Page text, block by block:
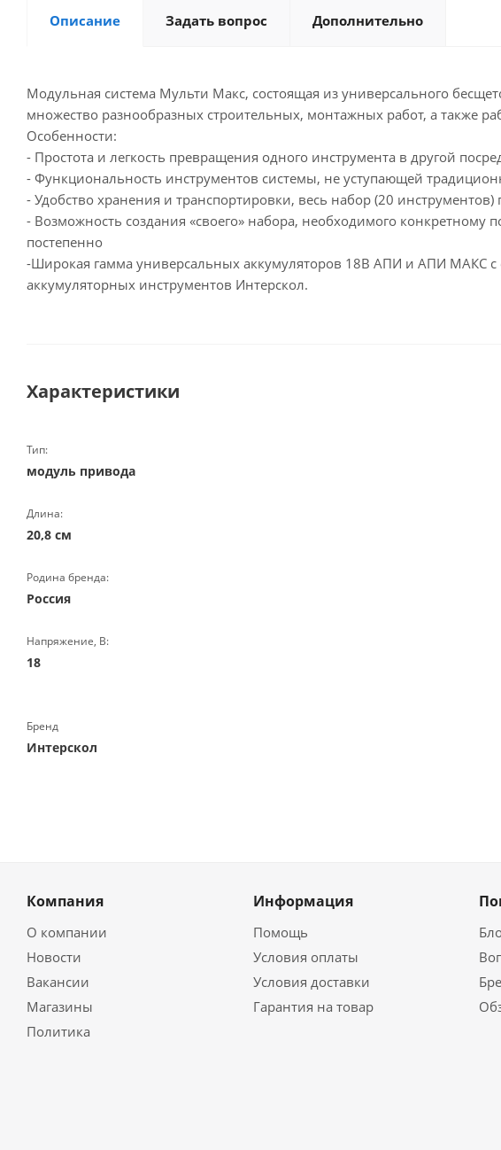
Описание Задать вопрос Дополнительно
Модульная система Мульти Макс, состоящая из универсального
множество разнообразных строительных, монтажных работ, а также
Особенности:
- Простота и легкость превращения одного инструмента в другой
- Функциональность инструментов системы, не уступающей
- Удобство хранения и транспортировки, весь набор (20
- Возможность создания «своего» набора, необходимого конкретному
постепенно
-Широкая гамма универсальных аккумуляторов 18В АПИ и АПИ МАКС с
аккумуляторных инструментов Интерскол.
Характеристики
Тип:
модуль привода
Длина:
20,8 см
Родина бренда:
Россия
Напряжение, В:
18
Бренд
Интерскол
Компания
О компании
Новости
Вакансии
Магазины
Политика
Информация
Помощь
Условия оплаты
Условия доставки
Гарантия на товар